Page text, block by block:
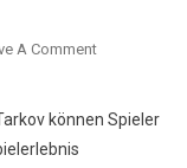
A CommentOn
Tarkov
können Spieler